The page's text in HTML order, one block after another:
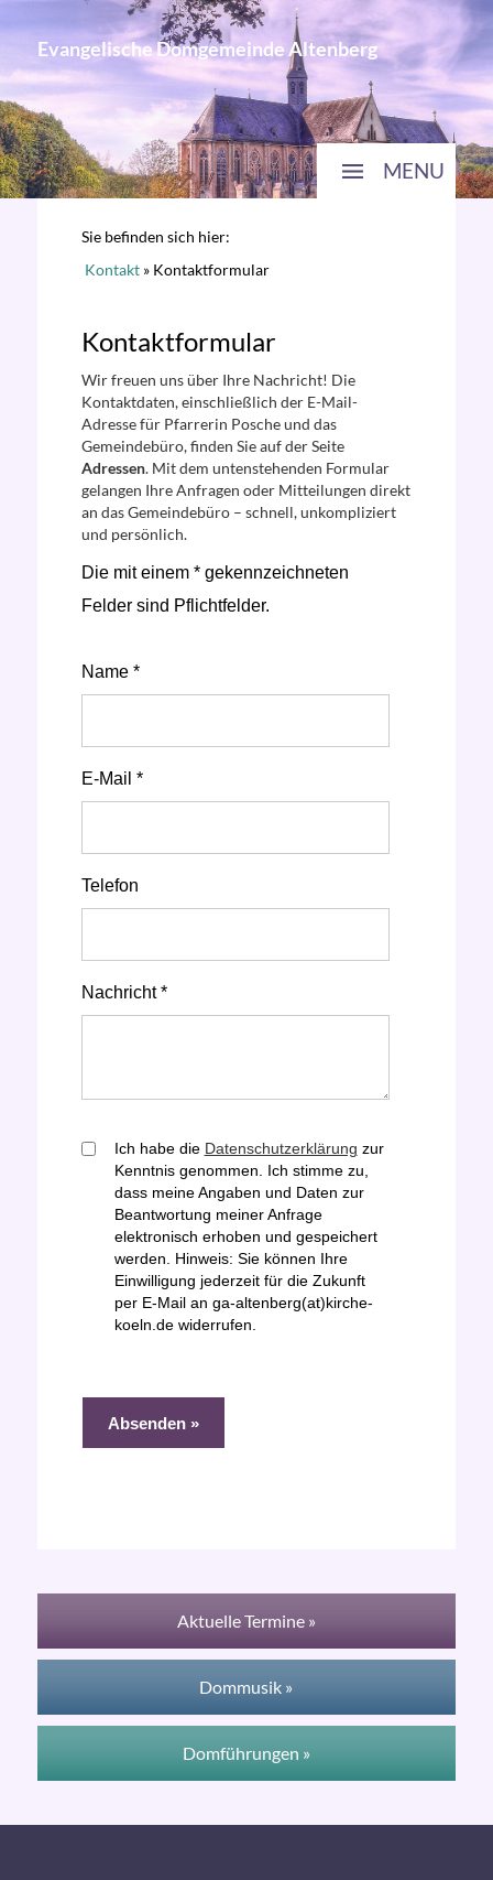
Evangelische Domgemeinde Altenberg
MENU
Sie befinden sich hier:
Kontakt»Kontaktformular
Kontaktformular
Wir freuen uns über Ihre Nachricht! Die
Kontaktdaten, einschließlich der E-Mail-
Adresse für Pfarrerin Posche und das
Gemeindebüro, finden Sie auf der Seite
Adressen. Mit dem untenstehenden Formular
gelangen Ihre Anfragen oder Mitteilungen direkt
an das Gemeindebüro – schnell, unkompliziert
und persönlich.
Die mit einem * gekennzeichneten
Felder sind Pflichtfelder.
Name *
E-Mail *
Telefon
Nachricht *
Ich habe die Datenschutzerklärung zur
Kenntnis genommen. Ich stimme zu,
dass meine Angaben und Daten zur
Beantwortung meiner Anfrage
elektronisch erhoben und gespeichert
werden. Hinweis: Sie können Ihre
Einwilligung jederzeit für die Zukunft
per E-Mail an ga-altenberg(at)kirche-
koeln.de widerrufen.
Aktuelle Termine »
Dommusik »
Domführungen »